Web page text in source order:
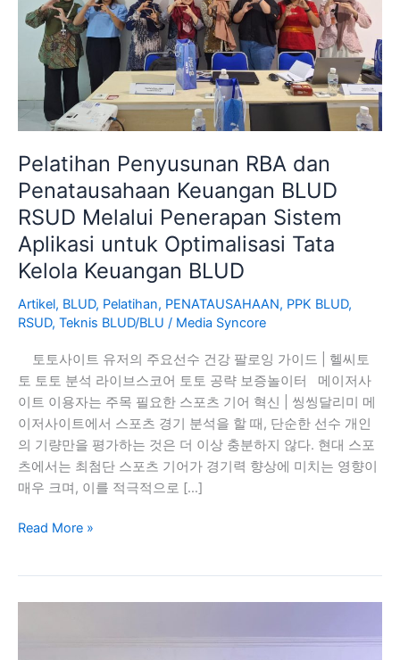
Pelatihan Penyusunan RBA dan
Penatausahaan Keuangan BLUD
RSUD Melalui Penerapan Sistem
Aplikasi untuk Optimalisasi Tata
Kelola Keuangan BLUD
Artikel, BLUD, Pelatihan, PENATAUSAHAAN, PPK BLUD,
RSUD, Teknis BLUD/BLU / Media Syncore
토토사이트 유저의 주요선수 건강 팔로잉 가이드 | 헬씨토
토 토토 분석 라이브스코어 토토 공략 보증놀이터 메이저사
이트 이용자는 주목 필요한 스포츠 기어 혁신 | 씽씽달리미 메
이저사이트에서 스포츠 경기 분석을 할 때, 단순한 선수 개인
의 기량만을 평가하는 것은 더 이상 충분하지 않다. 현대 스포
츠에서는 최첨단 스포츠 기어가 경기력 향상에 미치는 영향이
매우 크며, 이를 적극적으로 […]
RSUD
Melalui
Penerapan
Sistem
Aplikasi
untuk
Tata
Kelola
Keuangan
BLUD
Read More »